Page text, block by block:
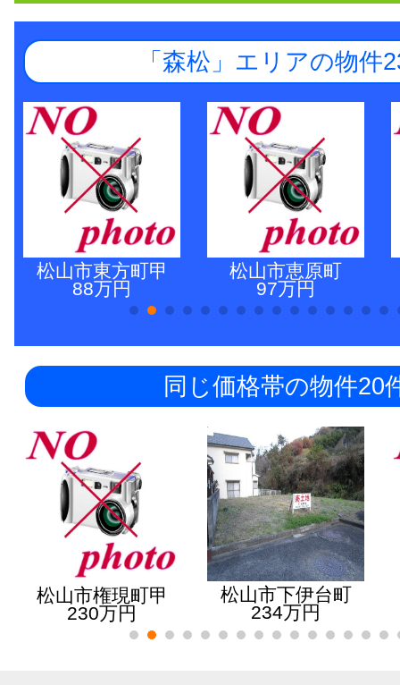
「森松」エリアの物件
松山市東方町甲
88万円
松山市恵原町
97万円
同じ価格帯の物件20
松山市権現町甲
230万円
松山市下伊台町
234万円